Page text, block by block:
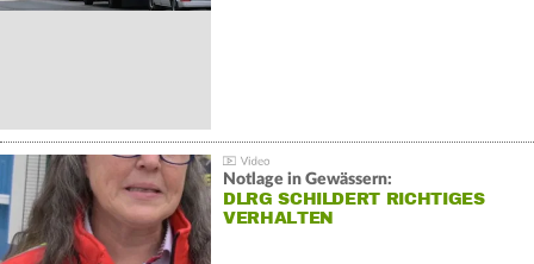
Notlage in Gewässern:
DLRG SCHILDERT RICHTIGES
VERHALTEN